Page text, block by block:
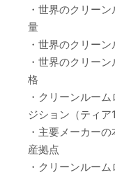
・世界のクリー
量
・世界のクリー
・世界のクリー
格
・クリーンルー
ジション（ティア
・主要メーカー
産拠点
・クリーンルー